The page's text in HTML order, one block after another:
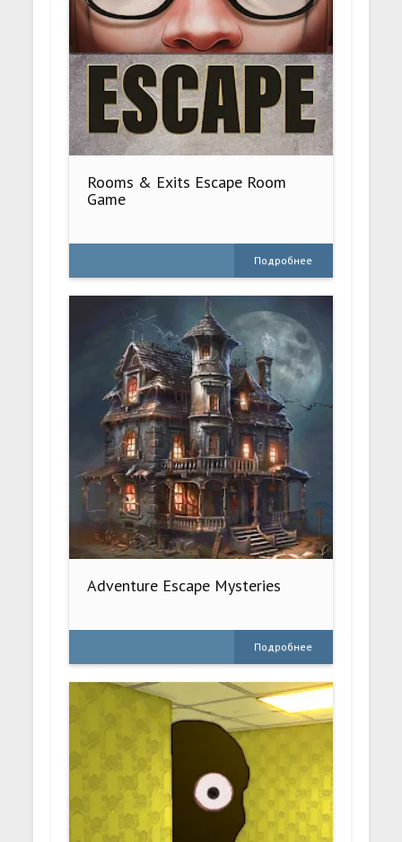
Rooms & Exits Escape Room
Game
Подробнее
Adventure Escape Mysteries
Подробнее